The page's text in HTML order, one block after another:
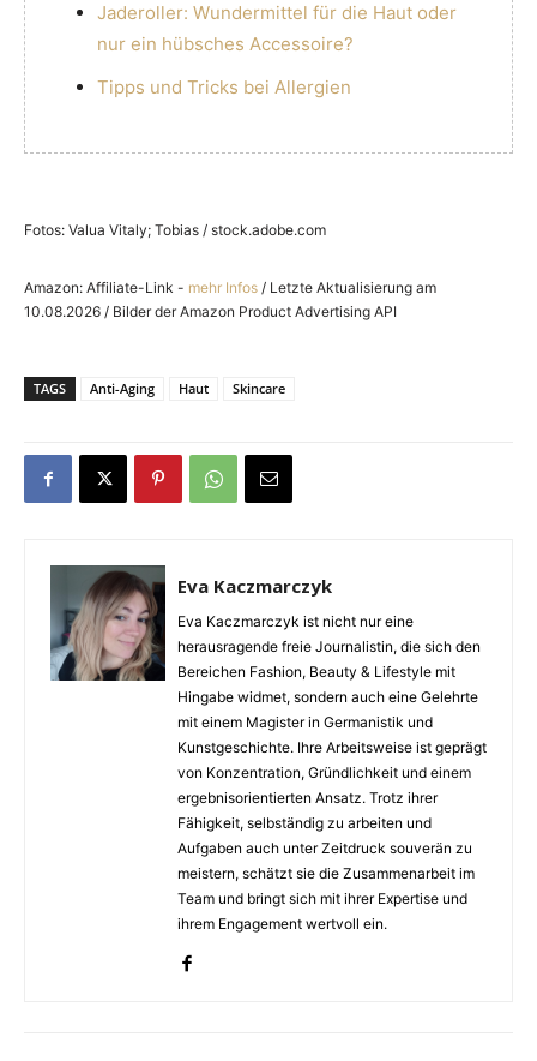
Jaderoller: Wundermittel für die Haut oder
nur ein hübsches Accessoire?
Tipps und Tricks bei Allergien
Fotos: Valua Vitaly; Tobias / stock.adobe.com
Amazon: Affiliate-Link - mehr Infos / Letzte Aktualisierung am
10.08.2026 / Bilder der Amazon Product Advertising API
TAGS Anti-Aging Haut Skincare
Eva Kaczmarczyk
Eva Kaczmarczyk ist nicht nur eine
herausragende freie Journalistin, die sich den
Bereichen Fashion, Beauty & Lifestyle mit
Hingabe widmet, sondern auch eine Gelehrte
mit einem Magister in Germanistik und
Kunstgeschichte. Ihre Arbeitsweise ist geprägt
von Konzentration, Gründlichkeit und einem
ergebnisorientierten Ansatz. Trotz ihrer
Fähigkeit, selbständig zu arbeiten und
Aufgaben auch unter Zeitdruck souverän zu
meistern, schätzt sie die Zusammenarbeit im
Team und bringt sich mit ihrer Expertise und
ihrem Engagement wertvoll ein.